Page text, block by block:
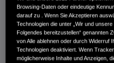
Browsing-Daten oder eindeutige
darauf zu . Wenn Sie Akzeptieren
Technologien die unter „Wir und
Folgendes bereitzustellen“ genannten
von Alle ablehnen oder durch Widerruf
Technologien deaktiviert. Wenn
möglicherweise Inhalte und Anzeigen,